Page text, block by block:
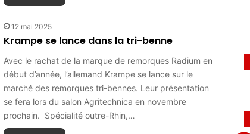
12 mai 2025
Krampe se lance dans la tri-benne
Avec le rachat de la marque de remorques Radium en
début d’année, l’allemand Krampe se lance sur le
marché des remorques tri-bennes. Leur présentation
se fera lors du salon Agritechnica en novembre
prochain. Spécialité outre-Rhin,…